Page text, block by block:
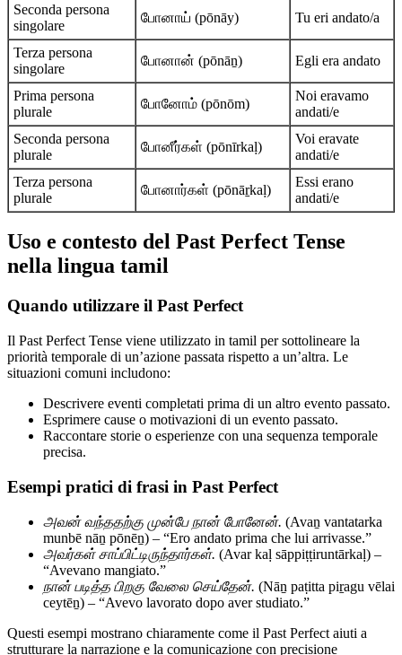
Seconda persona
singolare
போனாய் (pōnāy) Tu eri andato/a
Terza persona
singolare
போனான் (pōnāṉ) Egli era andato
Prima persona
plurale
போனோம் (pōnōm)
Noi eravamo
andati/e
Seconda persona
plurale
போனீர்கள் (pōnīrkaḷ)
Voi eravate
andati/e
Terza persona
plurale
போனார்கள் (pōnāṟkaḷ)
Essi erano
andati/e
Uso e contesto del Past Perfect Tense
nella lingua tamil
Quando utilizzare il Past Perfect
Il Past Perfect Tense viene utilizzato in tamil per sottolineare la
priorità temporale di un’azione passata rispetto a un’altra. Le
situazioni comuni includono:
Descrivere eventi completati prima di un altro evento passato.
Esprimere cause o motivazioni di un evento passato.
Raccontare storie o esperienze con una sequenza temporale
precisa.
Esempi pratici di frasi in Past Perfect
அவன் வந்ததற்கு முன்பே நான் போனேன். (Avaṉ vantatarka
munbē nāṉ pōnēṉ) – “Ero andato prima che lui arrivasse.”
அவர்கள் சாப்பிட்டிருந்தார்கள். (Avar kaḷ sāppiṭṭiruntārkaḷ) –
“Avevano mangiato.”
நான் படித்த பிறகு வேலை செய்தேன். (Nāṉ paṭitta piṟagu vēlai
ceytēṉ) – “Avevo lavorato dopo aver studiato.”
Questi esempi mostrano chiaramente come il Past Perfect aiuti a
strutturare la narrazione e la comunicazione con precisione